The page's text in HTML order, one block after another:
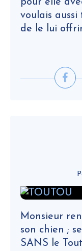
pour elle
voulais
de le lui offrir
Monsieur
son chien ;
SANS le